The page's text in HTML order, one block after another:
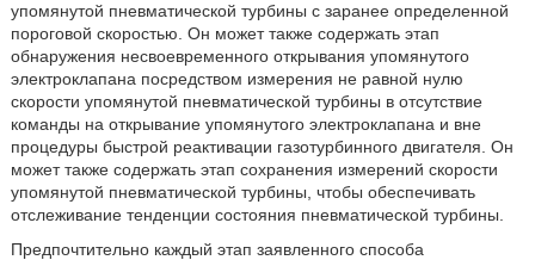
упомянутой пневматической турбины с заранее определенной
пороговой скоростью. Он может также содержать этап
обнаружения несвоевременного открывания упомянутого
электроклапана посредством измерения не равной нулю
скорости упомянутой пневматической турбины в отсутствие
команды на открывание упомянутого электроклапана и вне
процедуры быстрой реактивации газотурбинного двигателя. Он
может также содержать этап сохранения измерений скорости
упомянутой пневматической турбины, чтобы обеспечивать
отслеживание тенденции состояния пневматической турбины.
Предпочтительно каждый этап заявленного способа